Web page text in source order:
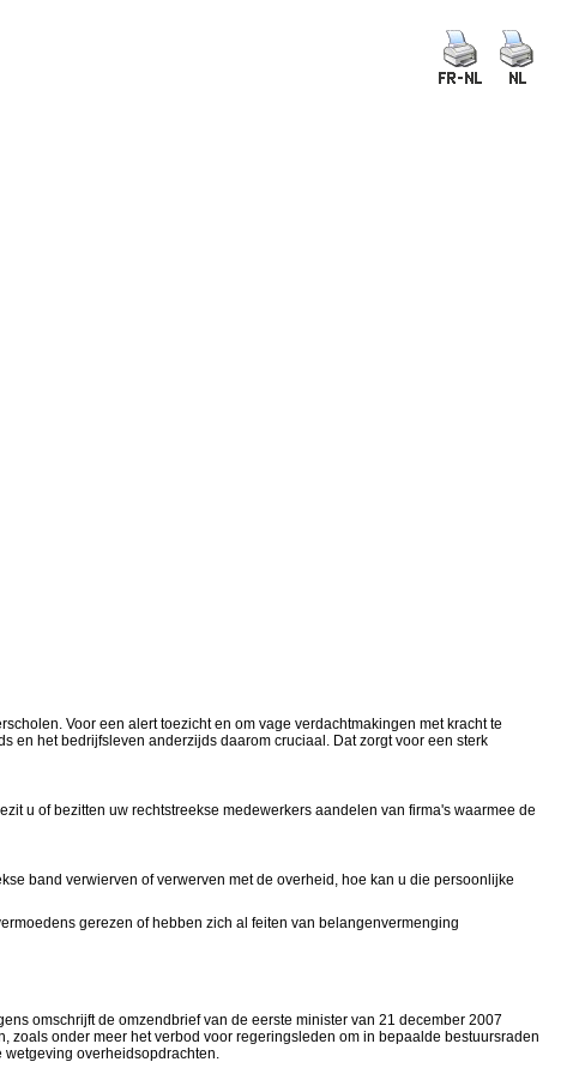
Voor een alert toezicht en om vage verdachtmakingen met kracht te
en het bedrijfsleven anderzijds daarom cruciaal. Dat zorgt voor een sterk
u of bezitten uw rechtstreekse medewerkers aandelen van firma's waarmee de
band verwierven of verwerven met de overheid, hoe kan u die persoonlijke
gerezen of hebben zich al feiten van belangenvermenging
omschrijft de omzendbrief van de eerste minister van 21 december 2007
onder meer het verbod voor regeringsleden om in bepaalde bestuursraden
overheidsopdrachten.